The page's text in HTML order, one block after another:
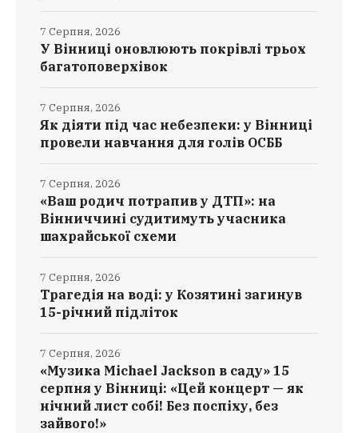
У Вінниці оновлюють покрівлі трьох
багатоповерхівок
7 Серпня, 2026
Як діяти під час небезпеки: у Вінниці
провели навчання для голів ОСББ
7 Серпня, 2026
«Ваш родич потрапив у ДТП»: на
Вінниччині судитимуть учасника
шахрайської схеми
7 Серпня, 2026
Трагедія на воді: у Козятині загинув
15-річний підліток
7 Серпня, 2026
«Музика Michael Jackson в саду» 15
серпня у Вінниці: «Цей концерт — як
нічний лист собі! Без поспіху, без
зайвого!»
7 Серпня, 2026